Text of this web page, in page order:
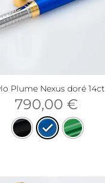
Plume Nexus doré 14ct
790,00€